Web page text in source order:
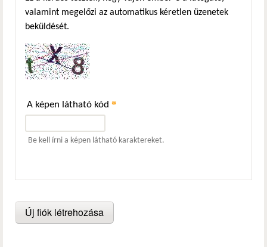
valamint megelőzi az automatikus kéretlen üzenetek
beküldését.
A képen látható kód *
Be kell írni a képen látható karaktereket.